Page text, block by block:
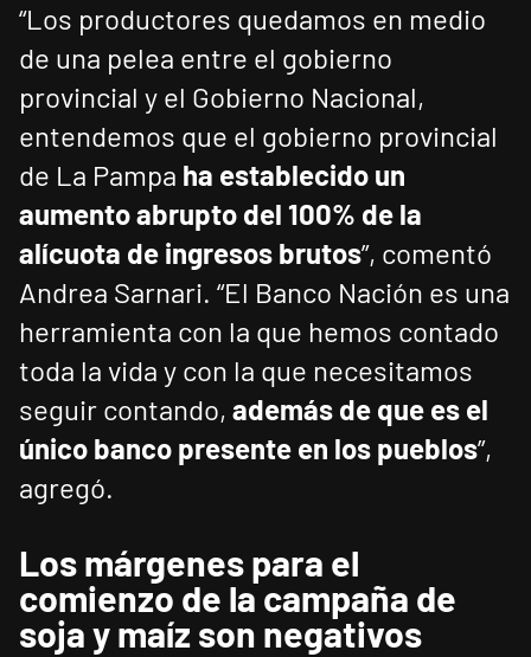
“Los productores quedamos en medio
de una pelea entre el gobierno
provincial y el Gobierno Nacional,
entendemos que el gobierno provincial
de La Pampa ha establecido un
aumento abrupto del 100% de la
alícuota de ingresos brutos”, comentó
Andrea Sarnari. “El Banco Nación es una
herramienta con la que hemos contado
toda la vida y con la que necesitamos
seguir contando, además de que es el
único banco presente en los pueblos”,
agregó.
Los márgenes para el
comienzo de la campaña de
soja y maíz son negativos